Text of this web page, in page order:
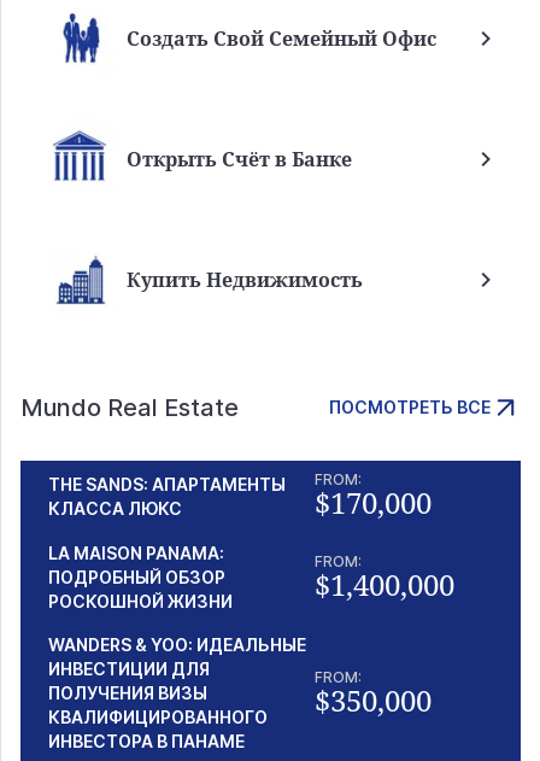
Создать Свой Семейный Офис
Открыть Счёт в Банке
Купить Недвижимость
Mundo Real Estate ПОСМОТРЕТЬ ВСЕ
THE SANDS: АПАРТАМЕНТЫ
КЛАССА ЛЮКС
FROM:
$170,000
LA MAISON PANAMA:
ПОДРОБНЫЙ ОБЗОР
РОСКОШНОЙ ЖИЗНИ
FROM:
$1,400,000
WANDERS & YOO: ИДЕАЛЬНЫЕ
ИНВЕСТИЦИИ ДЛЯ
ПОЛУЧЕНИЯ ВИЗЫ
КВАЛИФИЦИРОВАННОГО
ИНВЕСТОРА В ПАНАМЕ
FROM:
$350,000